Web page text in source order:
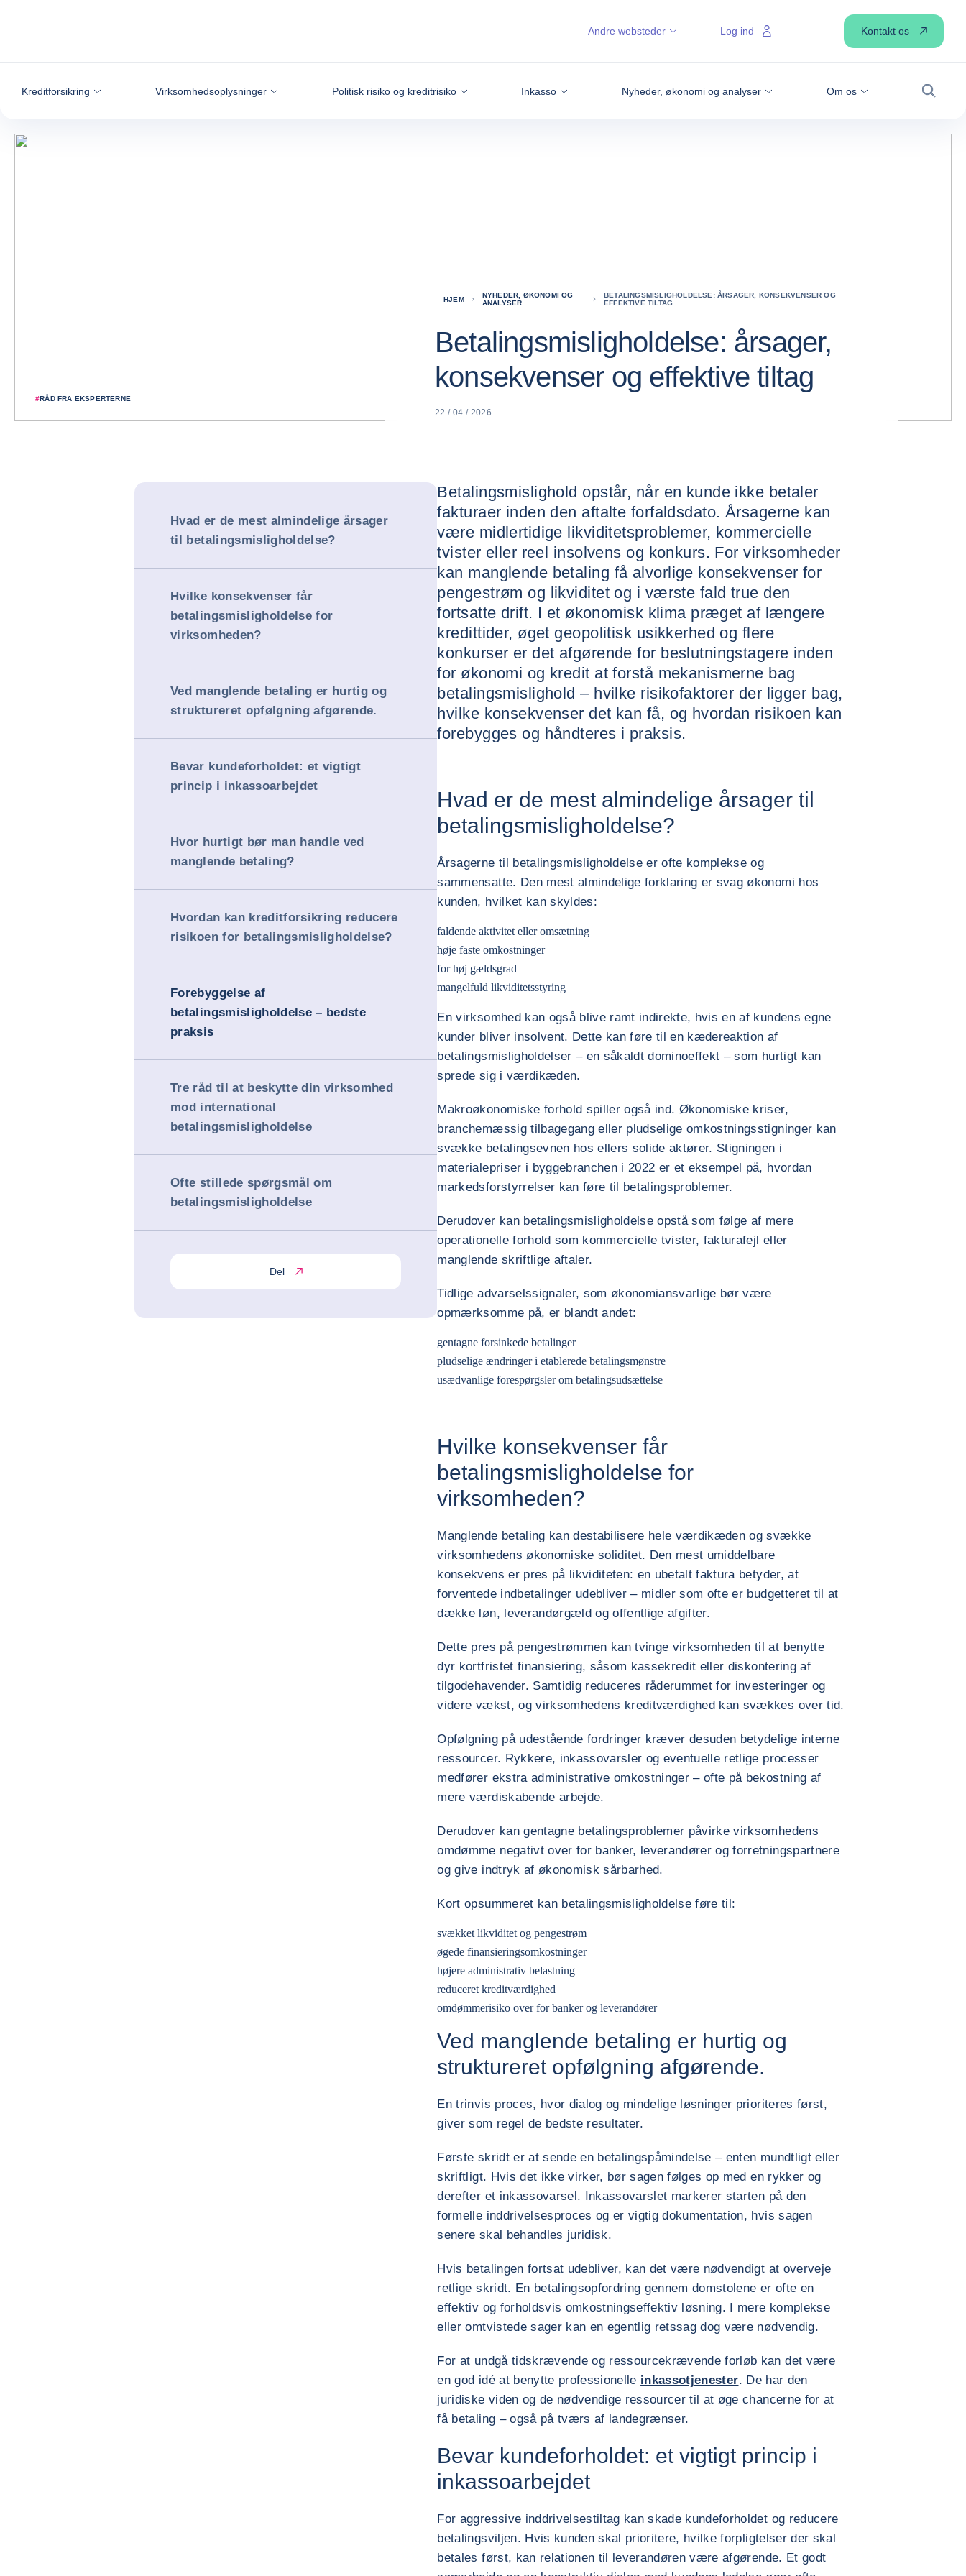
Kreditforsikring Virksomhedsoplysninger Politisk risiko og kreditrisiko Inkasso Nyheder, økonomi og analyser Om os
Søg
Andre websteder Log ind Kontakt os
#RÅD FRA EKSPERTERNE
HJEM
NYHEDER, ØKONOMI OG
ANALYSER
BETALINGSMISLIGHOLDELSE: ÅRSAGER, KONSEKVENSER OG
EFFEKTIVE TILTAG
Betalingsmisligholdelse: årsager,
konsekvenser og effektive tiltag
22 / 04 / 2026
Hvad er de mest almindelige årsager
til betalingsmisligholdelse?
Hvilke konsekvenser får
betalingsmisligholdelse for
virksomheden?
Ved manglende betaling er hurtig og
struktureret opfølgning afgørende.
Bevar kundeforholdet: et vigtigt
princip i inkassoarbejdet
Hvor hurtigt bør man handle ved
manglende betaling?
Hvordan kan kreditforsikring reducere
risikoen for betalingsmisligholdelse?
Forebyggelse af
betalingsmisligholdelse – bedste
praksis
Tre råd til at beskytte din virksomhed
mod international
betalingsmisligholdelse
Ofte stillede spørgsmål om
betalingsmisligholdelse
Del
Betalingsmislighold opstår, når en kunde ikke betaler
fakturaer inden den aftalte forfaldsdato. Årsagerne kan
være midlertidige likviditetsproblemer, kommercielle
tvister eller reel insolvens og konkurs. For virksomheder
kan manglende betaling få alvorlige konsekvenser for
pengestrøm og likviditet og i værste fald true den
fortsatte drift. I et økonomisk klima præget af længere
kredittider, øget geopolitisk usikkerhed og flere
konkurser er det afgørende for beslutningstagere inden
for økonomi og kredit at forstå mekanismerne bag
betalingsmislighold – hvilke risikofaktorer der ligger bag,
hvilke konsekvenser det kan få, og hvordan risikoen kan
forebygges og håndteres i praksis.
Hvad er de mest almindelige årsager til
betalingsmisligholdelse?
Årsagerne til betalingsmisligholdelse er ofte komplekse og
sammensatte. Den mest almindelige forklaring er svag økonomi hos
kunden, hvilket kan skyldes:
faldende aktivitet eller omsætning
høje faste omkostninger
for høj gældsgrad
mangelfuld likviditetsstyring
En virksomhed kan også blive ramt indirekte, hvis en af kundens egne
kunder bliver insolvent. Dette kan føre til en kædereaktion af
betalingsmisligholdelser – en såkaldt dominoeffekt – som hurtigt kan
sprede sig i værdikæden.
Makroøkonomiske forhold spiller også ind. Økonomiske kriser,
branchemæssig tilbagegang eller pludselige omkostningsstigninger kan
svække betalingsevnen hos ellers solide aktører. Stigningen i
materialepriser i byggebranchen i 2022 er et eksempel på, hvordan
markedsforstyrrelser kan føre til betalingsproblemer.
Derudover kan betalingsmisligholdelse opstå som følge af mere
operationelle forhold som kommercielle tvister, fakturafejl eller
manglende skriftlige aftaler.
Tidlige advarselssignaler, som økonomiansvarlige bør være
opmærksomme på, er blandt andet:
gentagne forsinkede betalinger
pludselige ændringer i etablerede betalingsmønstre
usædvanlige forespørgsler om betalingsudsættelse
Hvilke konsekvenser får
betalingsmisligholdelse for
virksomheden?
Manglende betaling kan destabilisere hele værdikæden og svække
virksomhedens økonomiske soliditet. Den mest umiddelbare
konsekvens er pres på likviditeten: en ubetalt faktura betyder, at
forventede indbetalinger udebliver – midler som ofte er budgetteret til at
dække løn, leverandørgæld og offentlige afgifter.
Dette pres på pengestrømmen kan tvinge virksomheden til at benytte
dyr kortfristet finansiering, såsom kassekredit eller diskontering af
tilgodehavender. Samtidig reduceres råderummet for investeringer og
videre vækst, og virksomhedens kreditværdighed kan svækkes over tid.
Opfølgning på udestående fordringer kræver desuden betydelige interne
ressourcer. Rykkere, inkassovarsler og eventuelle retlige processer
medfører ekstra administrative omkostninger – ofte på bekostning af
mere værdiskabende arbejde.
Derudover kan gentagne betalingsproblemer påvirke virksomhedens
omdømme negativt over for banker, leverandører og forretningspartnere
og give indtryk af økonomisk sårbarhed.
Kort opsummeret kan betalingsmisligholdelse føre til:
svækket likviditet og pengestrøm
øgede finansieringsomkostninger
højere administrativ belastning
reduceret kreditværdighed
omdømmerisiko over for banker og leverandører
Ved manglende betaling er hurtig og
struktureret opfølgning afgørende.
En trinvis proces, hvor dialog og mindelige løsninger prioriteres først,
giver som regel de bedste resultater.
Første skridt er at sende en betalingspåmindelse – enten mundtligt eller
skriftligt. Hvis det ikke virker, bør sagen følges op med en rykker og
derefter et inkassovarsel. Inkassovarslet markerer starten på den
formelle inddrivelsesproces og er vigtig dokumentation, hvis sagen
senere skal behandles juridisk.
Hvis betalingen fortsat udebliver, kan det være nødvendigt at overveje
retlige skridt. En betalingsopfordring gennem domstolene er ofte en
effektiv og forholdsvis omkostningseffektiv løsning. I mere komplekse
eller omtvistede sager kan en egentlig retssag dog være nødvendig.
For at undgå tidskrævende og ressourcekrævende forløb kan det være
en god idé at benytte professionelle inkassotjenester. De har den
juridiske viden og de nødvendige ressourcer til at øge chancerne for at
få betaling – også på tværs af landegrænser.
Bevar kundeforholdet: et vigtigt princip i
inkassoarbejdet
For aggressive inddrivelsestiltag kan skade kundeforholdet og reducere
betalingsviljen. Hvis kunden skal prioritere, hvilke forpligtelser der skal
betales først, kan relationen til leverandøren være afgørende. Et godt